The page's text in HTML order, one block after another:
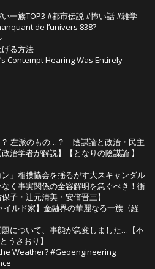
一族TOP3 #都市伝説 #怖い話 #雑学
de l’univers 838?
る方法
Contempt Hearing Was Entirely
左派のもの…？ 陰謀論と政治・民主
治学者が解説】【となりの陰謀論 】
ン」相撲協会を揺るがす大スキャンダル
く事実関係の全容解明を急ぐべき！衝
子・辻元清美・安倍晋三】
イルド家】金融界の華麗なる一族〈経
題について、事態が急変しました…【不
うさおり】
Weather? #Geoengineering